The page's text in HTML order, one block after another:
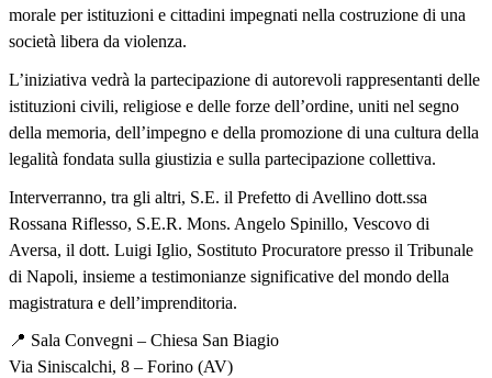
morale per istituzioni e cittadini impegnati nella costruzione di una
società libera da violenza.
L’iniziativa vedrà la partecipazione di autorevoli rappresentanti delle
istituzioni civili, religiose e delle forze dell’ordine, uniti nel segno
della memoria, dell’impegno e della promozione di una cultura della
legalità fondata sulla giustizia e sulla partecipazione collettiva.
Interverranno, tra gli altri, S.E. il Prefetto di Avellino dott.ssa
Rossana Riflesso, S.E.R. Mons. Angelo Spinillo, Vescovo di
Aversa, il dott. Luigi Iglio, Sostituto Procuratore presso il Tribunale
di Napoli, insieme a testimonianze significative del mondo della
magistratura e dell’imprenditoria.
📍 Sala Convegni – Chiesa San Biagio
Via Siniscalchi, 8 – Forino (AV)